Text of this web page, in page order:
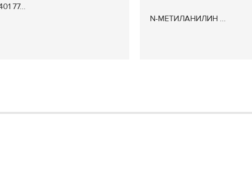
77...
N-МЕТИЛАНИЛИН ...